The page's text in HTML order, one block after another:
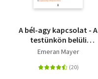
A bél-agy kapcsolat - A
testünkön belüli
rejtett kommunikáció
hangulatunkra,
Emeran Mayer